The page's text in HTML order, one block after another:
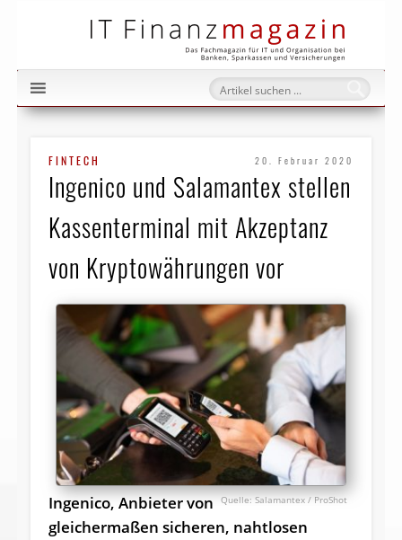
FINTECH 20. Februar 2020
Ingenico und Salamantex stellen
Kassenterminal mit Akzeptanz
von Kryptowährungen vor
Salamantex / ProShot
Ingenico, Anbieter von
gleichermaßen sicheren, nahtlosen